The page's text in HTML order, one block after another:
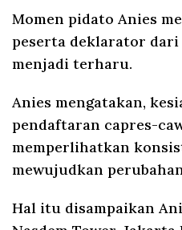
Momen pidato Anies
peserta deklarator
menjadi terharu.
Anies mengatakan,
pendaftaran capres-
memperlihatkan
mewujudkan
Hal itu disampaikan